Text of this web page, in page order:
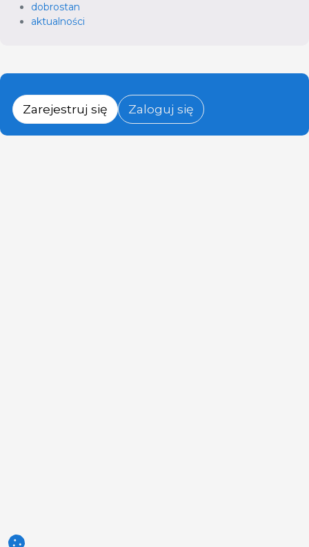
dobrostan
aktualności
Zarejestruj się Zaloguj się